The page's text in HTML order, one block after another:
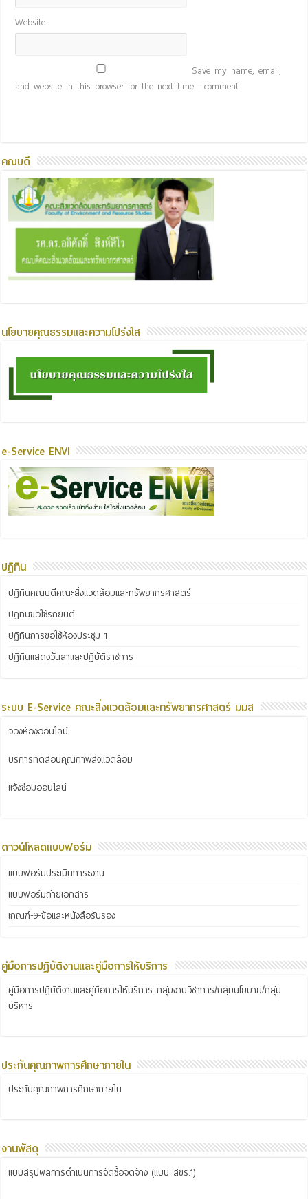
Website
Save my name, email,
and website in this browser for the next time I comment.
คณบดี
นโยบายคุณธรรมและความโปร่งใส
e-Service ENVI
ปฏิทิน
ปฏิทินคณบดีคณะสิ่งแวดล้อมและทรัพยากรศาสตร์
ปฏิทินขอใช้รถยนต์
ปฏิทินการขอใช้ห้องประชุม 1
ปฏิทินแสดงวันลาและปฏิบัติราชการ
ระบบ E-Service คณะสิ่งแวดล้อมและทรัพยากรศาสตร์ มมส
จองห้องออนไลน์
บริการทดสอบคุณภาพสิ่งแวดล้อม
แจ้งซ่อมออนไลน์
ดาวน์โหลดแบบฟอร์ม
แบบฟอร์มประเมินภาระงาน
แบบฟอร์มถ่ายเอกสาร
เกณฑ์-9-ข้อและหนังสือรับรอง
คู่มือการปฏิบัติงานและคู่มือการให้บริการ
คู่มือการปฏิบัติงานและคู่มือการให้บริการ กลุ่มงานวิชาการ/กลุ่มนโยบาย/กลุ่ม
บริหาร
ประกันคุณภาพการศึกษาภายใน
ประกันคุณภาพการศึกษาภายใน
งานพัสดุ
แบบสรุปผลการดำเนินการจัดซื้อจัดจ้าง (แบบ สขร.1)